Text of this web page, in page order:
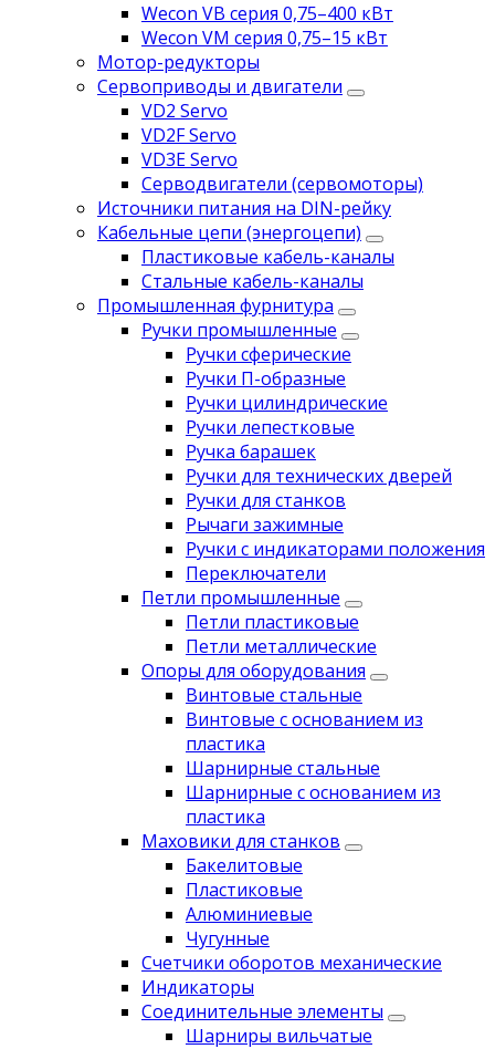
Wecon VB серия 0,75–400 кВт
Wecon VM серия 0,75–15 кВт
Мотор-редукторы
Сервоприводы и двигатели
VD2 Servo
VD2F Servo
VD3E Servo
Серводвигатели (сервомоторы)
Источники питания на DIN-рейку
Кабельные цепи (энергоцепи)
Пластиковые кабель-каналы
Стальные кабель-каналы
Промышленная фурнитура
Ручки промышленные
Ручки сферические
Ручки П-образные
Ручки цилиндрические
Ручки лепестковые
Ручка барашек
Ручки для технических дверей
Ручки для станков
Рычаги зажимные
Ручки с индикаторами положения
Переключатели
Петли промышленные
Петли пластиковые
Петли металлические
Опоры для оборудования
Винтовые стальные
Винтовые с основанием из
пластика
Шарнирные стальные
Шарнирные с основанием из
пластика
Маховики для станков
Бакелитовые
Пластиковые
Алюминиевые
Чугунные
Счетчики оборотов механические
Индикаторы
Соединительные элементы
Шарниры вильчатые